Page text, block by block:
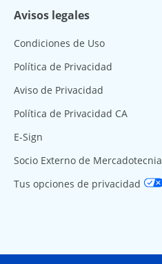
Avisos legales
Condiciones de Uso
Política de Privacidad
Aviso de Privacidad
Política de Privacidad CA
E-Sign
Socio Externo de Mercadotecnia
Tus opciones de privacidad